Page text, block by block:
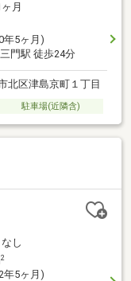
ヶ月
年5ヶ月)
門駅 徒歩24分
北区津島京町１丁目
駐車場(近隣含)
なし
2
年5ヶ月)